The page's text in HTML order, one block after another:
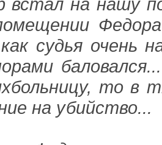
судья очень
то в
на убийство...